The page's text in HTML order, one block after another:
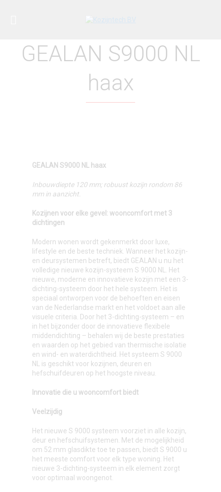
GEALAN S9000 NL
haax
GEALAN S9000 NL haax
Inbouwdiepte 120 mm; robuust kozijn rondom 86
mm in aanzicht.
Kozijnen voor elke gevel: wooncomfort met 3
dichtingen
Modern wonen wordt gekenmerkt door luxe,
lifestyle en de beste techniek. Wanneer het kozijn-
en deursystemen betreft, biedt GEALAN u nu het
volledige nieuwe kozijn-systeem S 9000 NL. Het
nieuwe, moderne en innovatieve kozijn met een 3-
dichting-systeem door het hele systeem. Het is
speciaal ontworpen voor de behoeften en eisen
van de Nederlandse markt en het voldoet aan alle
visuele criteria. Door het 3-dichting-systeem – en
in het bijzonder door de innovatieve flexibele
middendichting – behalen wij de beste prestaties
en waarden op het gebied van thermische isolatie
en wind- en waterdichtheid. Het systeem S 9000
NL is geschikt voor kozijnen, deuren en
hefschuifdeuren op het hoogste niveau.
Innovatie die u wooncomfort biedt
Veelzijdig
Het nieuwe S 9000 systeem voorziet in alle kozijn,
deur en hefschuifsystemen. Met de mogelijkheid
om 52 mm glasdikte toe te passen, biedt S 9000 u
het meeste comfort voor elk type woning. Het
nieuwe 3-dichting-systeem in elk element zorgt
voor optimaal woongenot.